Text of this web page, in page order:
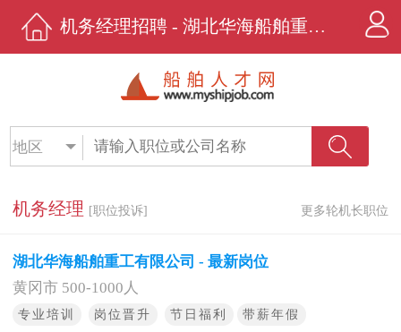
机务经理招聘 - 湖北华海船舶重工有限公司 - 船舶人才网
地区
机务经理 [职位投诉] 更多轮机长职位
湖北华海船舶重工有限公司 - 最新岗位
黄冈市 500-1000人
专业培训 岗位晋升 节日福利 带薪年假